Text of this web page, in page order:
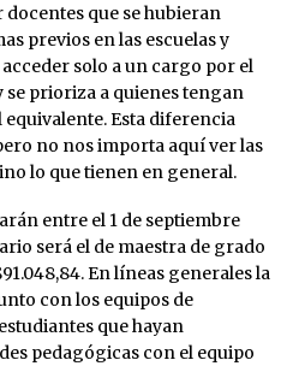
que se hubieran
previos en las escuelas y
solo a un cargo por el
prioriza a quienes tengan
equivalente. Esta diferencia
no nos importa aquí ver las
lo que tienen en general.
entre el 1 de septiembre
será el de maestra de grado
En líneas generales la
con los equipos de
que hayan
pedagógicas con el equipo